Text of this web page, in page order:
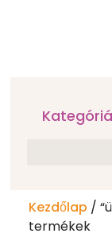
Kezdőlap /
termékek